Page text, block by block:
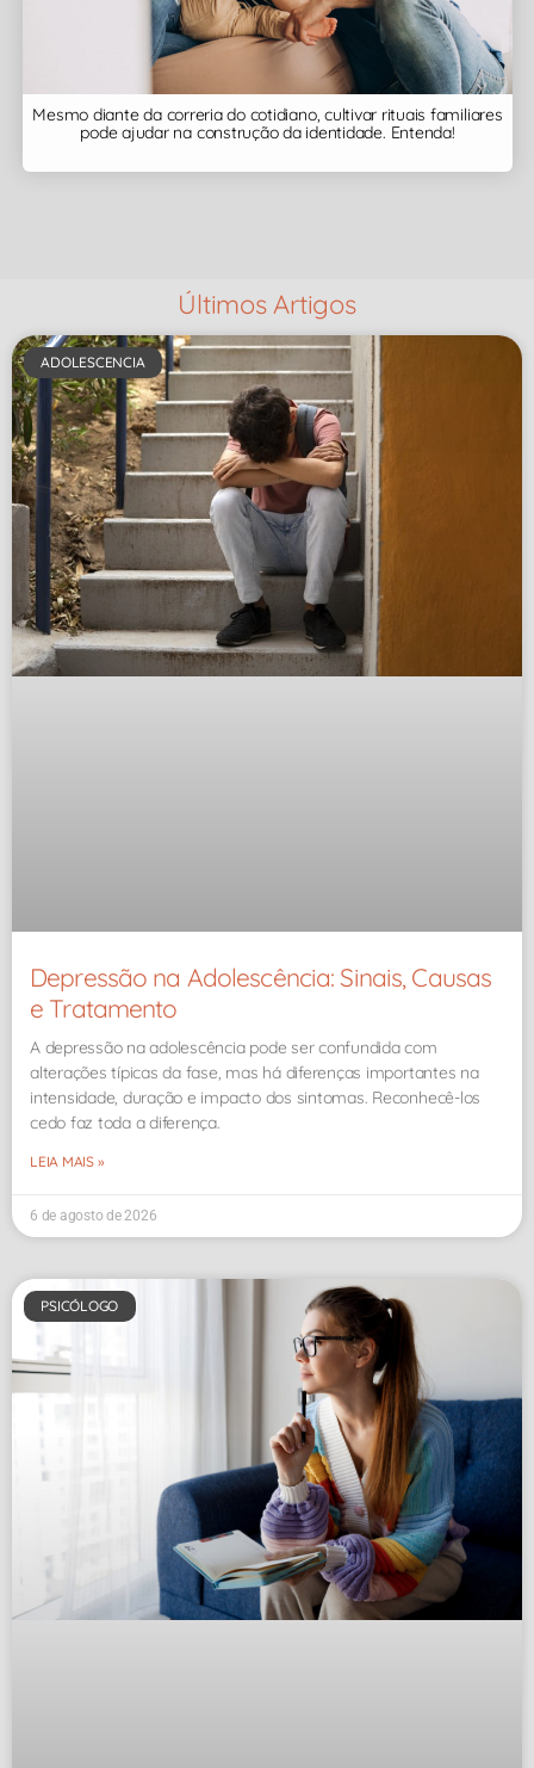
Mesmo diante da correria do cotidiano, cultivar rituais familiares
pode ajudar na construção da identidade. Entenda!
Últimos Artigos
ADOLESCENCIA
Depressão na Adolescência: Sinais, Causas
e Tratamento
A depressão na adolescência pode ser confundida com
alterações típicas da fase, mas há diferenças importantes na
intensidade, duração e impacto dos sintomas. Reconhecê-los
cedo faz toda a diferença.
LEIA MAIS »
6 de agosto de 2026
PSICÓLOGO